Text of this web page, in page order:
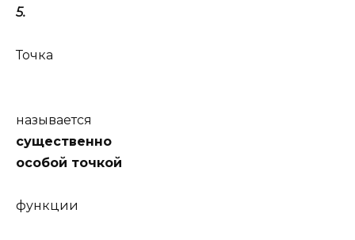
5.
Точка
называется
существенно
особой точкой
функции